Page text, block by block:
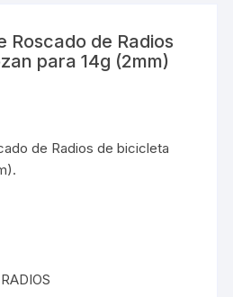
Roscado de Radios
para 14g (2mm)
de Radios de bicicleta
RADIOS